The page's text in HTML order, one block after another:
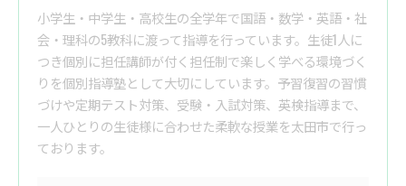
小学生・中学生・高校生の全学年で国語・数学・英語・社
会・理科の5教科に渡って指導を行っています。生徒1人に
つき個別に担任講師が付く担任制で楽しく学べる環境づく
りを個別指導塾として大切にしています。予習復習の習慣
づけや定期テスト対策、受験・入試対策、英検指導まで、
一人ひとりの生徒様に合わせた柔軟な授業を太田市で行っ
ております。